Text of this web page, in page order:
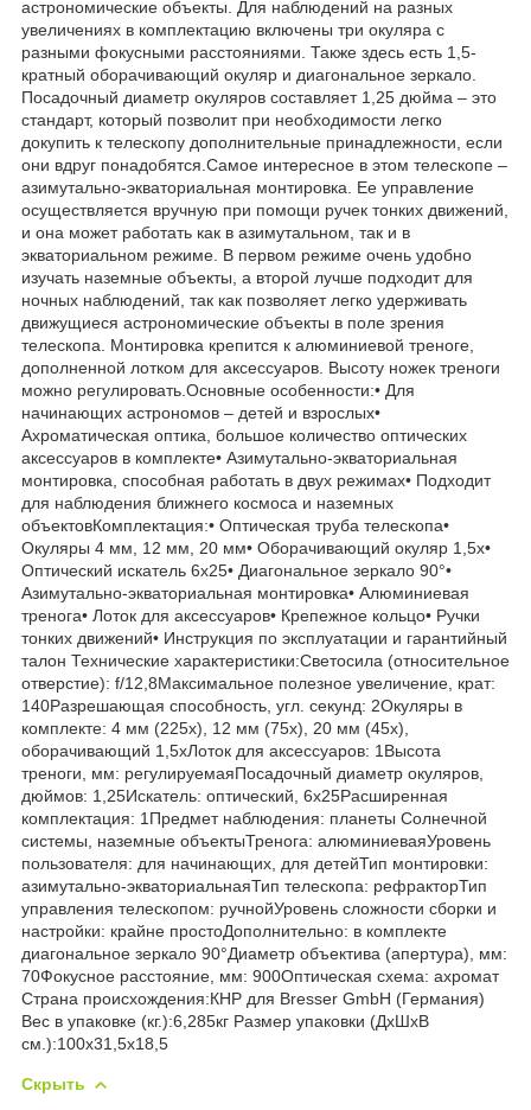
астрономические объекты. Для наблюдений на разных
увеличениях в комплектацию включены три окуляра с
разными фокусными расстояниями. Также здесь есть 1,5-
кратный оборачивающий окуляр и диагональное зеркало.
Посадочный диаметр окуляров составляет 1,25 дюйма – это
стандарт, который позволит при необходимости легко
докупить к телескопу дополнительные принадлежности, если
они вдруг понадобятся.Самое интересное в этом телескопе –
азимутально-экваториальная монтировка. Ее управление
осуществляется вручную при помощи ручек тонких движений,
и она может работать как в азимутальном, так и в
экваториальном режиме. В первом режиме очень удобно
изучать наземные объекты, а второй лучше подходит для
ночных наблюдений, так как позволяет легко удерживать
движущиеся астрономические объекты в поле зрения
телескопа. Монтировка крепится к алюминиевой треноге,
дополненной лотком для аксессуаров. Высоту ножек треноги
можно регулировать.Основные особенности:• Для
начинающих астрономов – детей и взрослых•
Ахроматическая оптика, большое количество оптических
аксессуаров в комплекте• Азимутально-экваториальная
монтировка, способная работать в двух режимах• Подходит
для наблюдения ближнего космоса и наземных
объектовКомплектация:• Оптическая труба телескопа•
Окуляры 4 мм, 12 мм, 20 мм• Оборачивающий окуляр 1,5x•
Оптический искатель 6x25• Диагональное зеркало 90°•
Азимутально-экваториальная монтировка• Алюминиевая
тренога• Лоток для аксессуаров• Крепежное кольцо• Ручки
тонких движений• Инструкция по эксплуатации и гарантийный
талон Технические характеристики:Светосила (относительное
отверстие): f/12,8Максимальное полезное увеличение, крат:
140Разрешающая способность, угл. секунд: 2Окуляры в
комплекте: 4 мм (225x), 12 мм (75x), 20 мм (45x),
оборачивающий 1,5xЛоток для аксессуаров: 1Высота
треноги, мм: регулируемаяПосадочный диаметр окуляров,
дюймов: 1,25Искатель: оптический, 6x25Расширенная
комплектация: 1Предмет наблюдения: планеты Солнечной
системы, наземные объектыТренога: алюминиеваяУровень
пользователя: для начинающих, для детейТип монтировки:
азимутально-экваториальнаяТип телескопа: рефракторТип
управления телескопом: ручнойУровень сложности сборки и
настройки: крайне простоДополнительно: в комплекте
диагональное зеркало 90°Диаметр объектива (апертура), мм:
70Фокусное расстояние, мм: 900Оптическая схема: ахромат
Страна происхождения:КНР для Bresser GmbH (Германия)
Вес в упаковке (кг.):6,285кг Размер упаковки (ДхШхВ
см.):100x31,5x18,5
Скрыть